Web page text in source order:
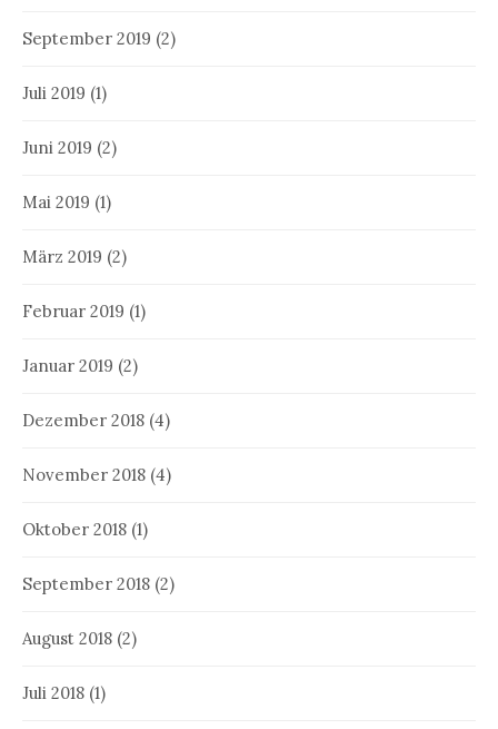
September 2019 (2)
Juli 2019 (1)
Juni 2019 (2)
Mai 2019 (1)
März 2019 (2)
Februar 2019 (1)
Januar 2019 (2)
Dezember 2018 (4)
November 2018 (4)
Oktober 2018 (1)
September 2018 (2)
August 2018 (2)
Juli 2018 (1)